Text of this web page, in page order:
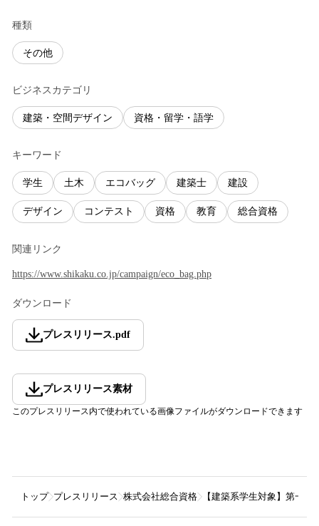
種類
その他
ビジネスカテゴリ
建築・空間デザイン 資格・留学・語学
キーワード
学生 土木 エコバッグ 建築士 建設
デザイン コンテスト 資格 教育 総合資格
関連リンク
https://www.shikaku.co.jp/campaign/eco_bag.php
ダウンロード
プレスリリース.pdf
プレスリリース素材
このプレスリリース内で使われている画像ファイルがダウンロードできます
トップ プレスリリース 株式会社総合資格 【建築系学生対象】第一